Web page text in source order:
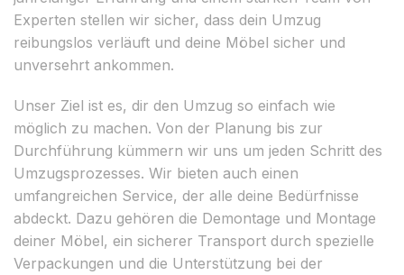
Experten stellen wir sicher, dass dein Umzug
reibungslos verläuft und deine Möbel sicher und
unversehrt ankommen.
Unser Ziel ist es, dir den Umzug so einfach wie
möglich zu machen. Von der Planung bis zur
Durchführung kümmern wir uns um jeden Schritt des
Umzugsprozesses. Wir bieten auch einen
umfangreichen Service, der alle deine Bedürfnisse
abdeckt. Dazu gehören die Demontage und Montage
deiner Möbel, ein sicherer Transport durch spezielle
Verpackungen und die Unterstützung bei der